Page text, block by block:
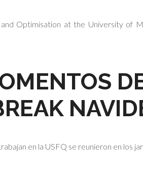
Optimisation at the University of
en la USFQ se reunieron en los